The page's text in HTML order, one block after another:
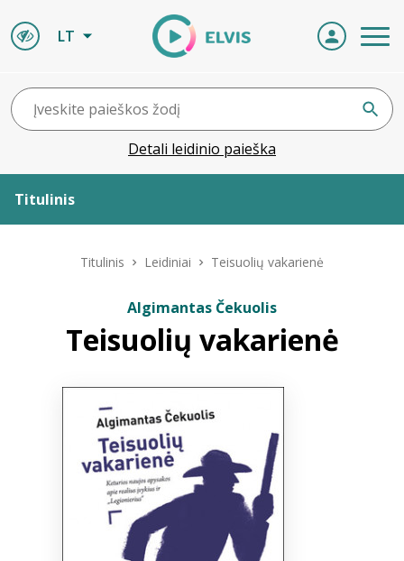
LT
Detali leidinio paieška
Titulinis
ELVIS atvyksta
Bibliotekoms
Titulinis Leidiniai Teisuolių vakarienė
Algimantas Čekuolis
Teisuolių vakarienė